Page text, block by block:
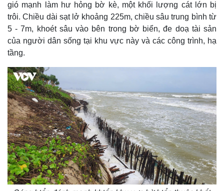
gió mạnh làm hư hỏng bờ kè, một khối lượng cát lớn bị
trôi. Chiều dài sạt lở khoảng 225m, chiều sâu trung bình từ
5 - 7m, khoét sâu vào bên trong bờ biển, đe doạ tài sản
của người dân sống tại khu vực này và các công trình, hạ
tầng.